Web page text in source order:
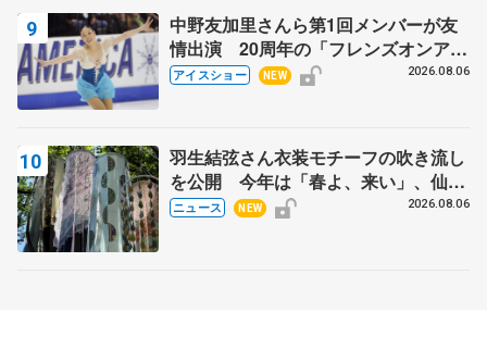
中野友加里さんら第1回メンバーが友
情出演 20周年の「フレンズオンアイ
ス」 宮本賢二さん、有川梨絵さん、
アイスショー NEW 2026.08.06
羽生結弦さん衣装モチーフの吹き流し
を公開 今年は「春よ、来い」、仙台
の瑞鳳殿
ニュース NEW 2026.08.06